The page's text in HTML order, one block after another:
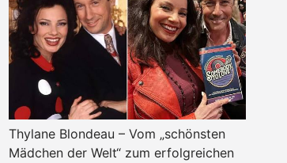
Thylane Blondeau – Vom „schönsten
Mädchen der Welt“ zum erfolgreichen